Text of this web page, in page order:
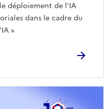
déploiement de l'IA
dans le cadre du
»